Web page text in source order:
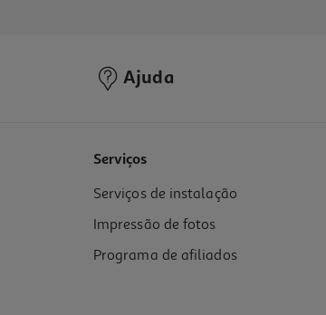
Ajuda
Serviços
Serviços de instalação
Impressão de fotos
Programa de afiliados